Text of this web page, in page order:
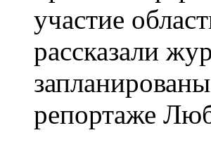
участие
рассказали
репортаже